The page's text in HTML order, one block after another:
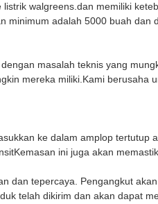
walgreens.dan memiliki
adalah 5000 buah dan
masalah teknis yang
mereka miliki.Kami
ke dalam amplop
ini juga akan
dan tepercaya. Pengangkut
telah dikirim dan akan dapat